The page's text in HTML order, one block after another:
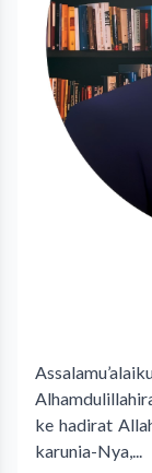
ke hadirat
karunia-Nya,...